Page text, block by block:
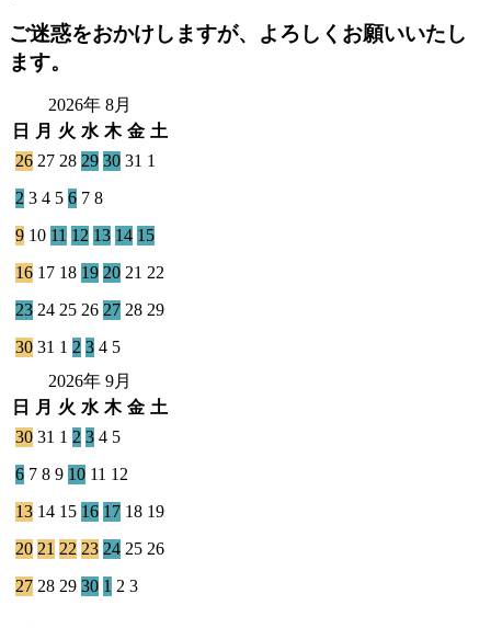
ご迷惑をおかけしますが、よろしくお願いいたし
ます。
2026年 8月
日
月 火 水 木 金 土
26 27 28 29 30 31 1
2 3 4 5 6 7 8
9 10 11 12 13 14 15
16 17 18 19 20 21 22
23 24 25 26 27 28 29
30 31 1 2 3 4 5
2026年 9月
日
月 火 水 木 金 土
30 31 1 2 3 4 5
6 7 8 9 10 11 12
13 14 15 16 17 18 19
20 21 22 23 24 25 26
27 28 29 30 1 2 3